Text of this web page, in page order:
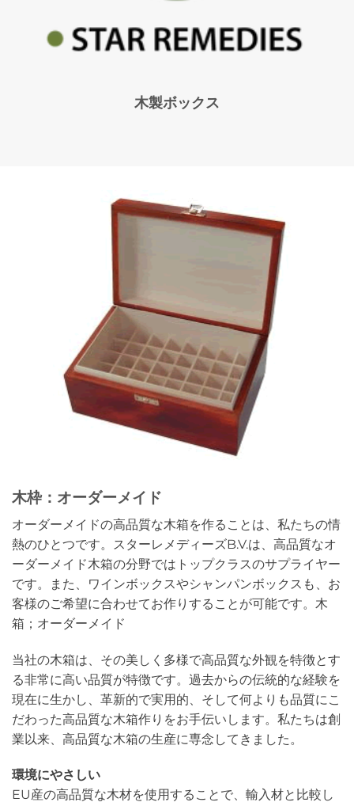
木製ボックス
木枠：オーダーメイド
オーダーメイドの高品質な木箱を作ることは、私たちの情
熱のひとつです。スターレメディーズB.V.は、高品質なオ
ーダーメイド木箱の分野ではトップクラスのサプライヤー
です。また、ワインボックスやシャンパンボックスも、お
客様のご希望に合わせてお作りすることが可能です。木
箱；オーダーメイド
当社の木箱は、その美しく多様で高品質な外観を特徴とす
る非常に高い品質が特徴です。過去からの伝統的な経験を
現在に生かし、革新的で実用的、そして何よりも品質にこ
だわった高品質な木箱作りをお手伝いします。私たちは創
業以来、高品質な木箱の生産に専念してきました。
環境にやさしい
EU産の高品質な木材を使用することで、輸入材と比較し